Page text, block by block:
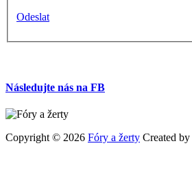
Odeslat
Následujte nás na FB
Copyright © 2026 Fóry a žerty Created by